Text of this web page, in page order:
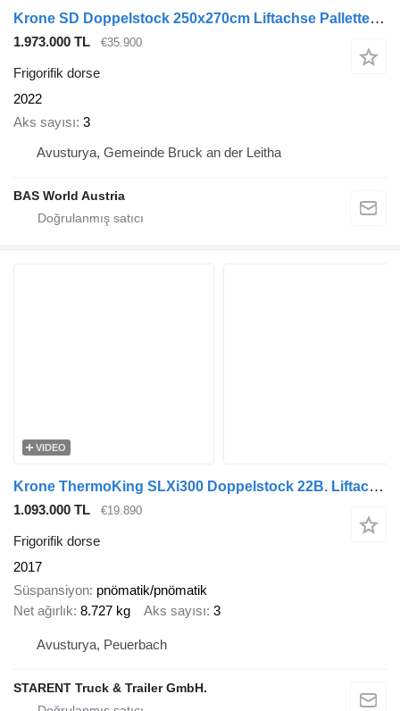
Krone SD Doppelstock 250x270cm Liftachse Pallettenkasten
1.973.000 TL €35.900
Frigorifik dorse
2022
Aks sayısı 3
Avusturya, Gemeinde Bruck an der Leitha
BAS World Austria
VIDEO
Krone ThermoKing SLXi300 Doppelstock 22B. Liftachse 12.479 H
1.093.000 TL €19.890
Frigorifik dorse
2017
Süspansiyon pnömatik/pnömatik
Net ağırlık 8.727 kg Aks sayısı 3
Avusturya, Peuerbach
STARENT Truck & Trailer GmbH.